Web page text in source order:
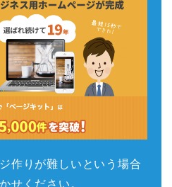
作りが難しいという場合
せください。